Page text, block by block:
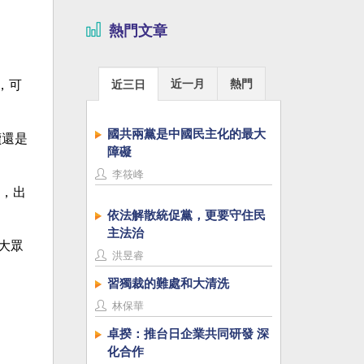
可
是
出
眾
熱門文章
近三日 近一月 熱門
國共兩黨是中國民主化的最大
障礙
李筱峰
依法解散統促黨，更要守住民
主法治
洪昱睿
習獨裁的難處和大清洗
林保華
卓揆：推台日企業共同研發 深
化合作